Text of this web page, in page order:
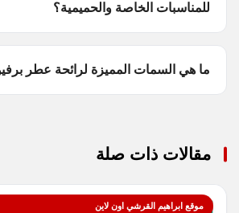
للمناسبات الخاصة والحميمية؟
ما هي السمات المميزة لرائحة عطر
مقالات ذات صلة
موقع ابراهيم القرشي اون لاين